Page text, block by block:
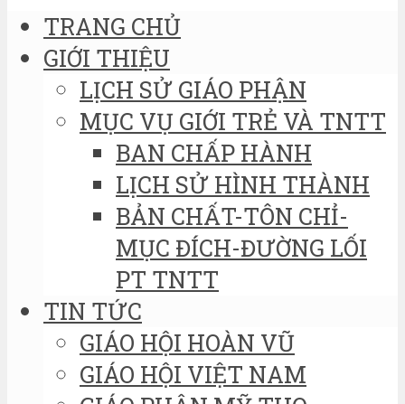
TRANG CHỦ
GIỚI THIỆU
LỊCH SỬ GIÁO PHẬN
MỤC VỤ GIỚI TRẺ VÀ TNTT
BAN CHẤP HÀNH
LỊCH SỬ HÌNH THÀNH
BẢN CHẤT-TÔN CHỈ-
MỤC ĐÍCH-ĐƯỜNG LỐI
PT TNTT
TIN TỨC
GIÁO HỘI HOÀN VŨ
GIÁO HỘI VIỆT NAM